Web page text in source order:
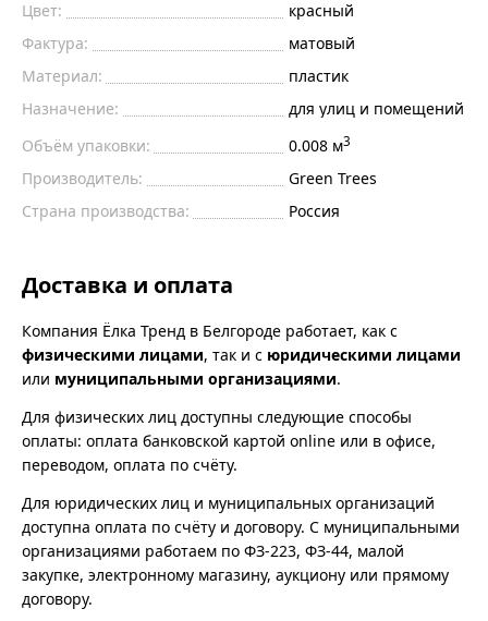
Цвет:
красный
Фактура:
матовый
Материал:
пластик
Назначение:
для улиц и помещений
Объём упаковки:
0.008 м3
Производитель:
Green Trees
Страна производства:
Россия
Доставка и оплата
Компания Ёлка Тренд в Белгороде работает, как с
физическими лицами, так и с юридическими лицами
или муниципальными организациями.
Для физических лиц доступны следующие способы
оплаты: оплата банковской картой online или в офисе,
переводом, оплата по счёту.
Для юридических лиц и муниципальных организаций
доступна оплата по счёту и договору. С муниципальными
организациями работаем по ФЗ-223, ФЗ-44, малой
закупке, электронному магазину, аукциону или прямому
договору.